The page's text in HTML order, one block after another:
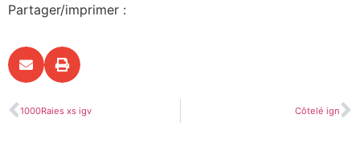
Partager/imprimer :
1000Raies xs igv Côtelé ign